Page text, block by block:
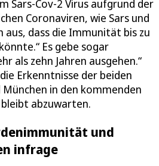
Sars-Cov-2 Virus aufgrund der
Coronaviren, wie Sars und
aus, dass die Immunität bis zu
Es gebe sogar
als zehn Jahren ausgehen.“
Erkenntnisse der beiden
München in den kommenden
abzuwarten.
und
infrage